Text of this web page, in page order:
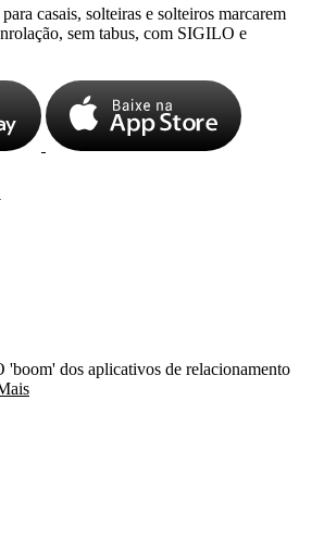
para casais, solteiras e solteiros marcarem
sem tabus, com SIGILO e
'boom' dos aplicativos de relacionamento